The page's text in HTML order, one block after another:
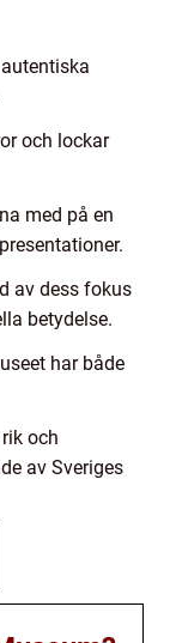
och lockar
med på en
av dess fokus
betydelse.
har både
och
av Sveriges